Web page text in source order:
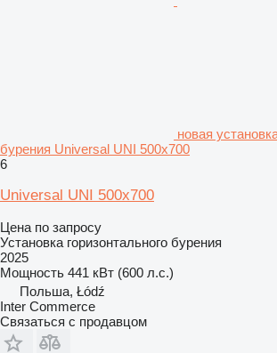
новая
бурения Universal UNI 500x700
6
Universal UNI 500x700
Цена по запросу
Установка горизонтального бурения
2025
Мощность 441 кВт (600 л.с.)
Польша, Łódź
Inter Commerce
Связаться с продавцом